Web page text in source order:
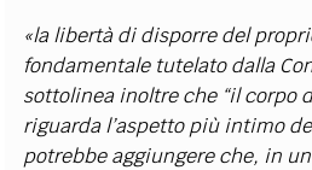
«la libertà di disporre del
fondamentale tutelato dalla
sottolinea inoltre che “il corpo
riguarda l’aspetto più intimo
potrebbe aggiungere che, in